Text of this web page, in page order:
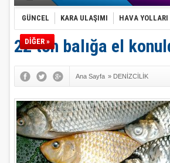
GÜNCEL KARA ULAŞIMI HAVA YOLLARI
DİĞER »
22 ton balığa el
Ana Sayfa » DENİZCİLİK